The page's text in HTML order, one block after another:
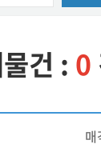
건 : 0
매